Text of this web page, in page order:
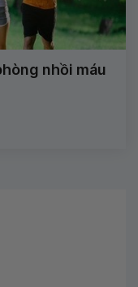
nhồi máu